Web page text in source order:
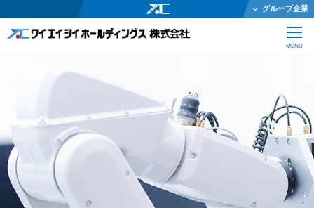
CLOSE
MENU
グループ企業
ワイエイシイホールディングス株式会社
株式会社ワイエイシイダステック
ワイエイシイビーム株式会社
ワイエイシイエレックス株式会社
ワイエイシイバイオ株式会社
YAC Systems Singapore Pte Ltd